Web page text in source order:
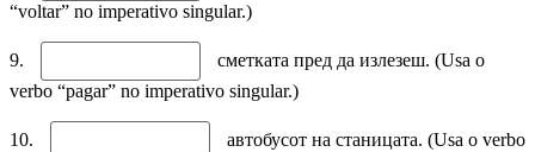
“voltar” no imperativo singular.)
9.
сметката пред да излезеш. (Usa o
verbo “pagar” no imperativo singular.)
10.
автобусот на станицата. (Usa o verbo